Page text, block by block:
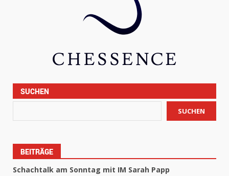
SUCHEN
SUCHEN
BEITRÄGE
Schachtalk am Sonntag mit IM Sarah Papp